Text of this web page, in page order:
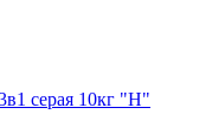
серая 10кг "Н"